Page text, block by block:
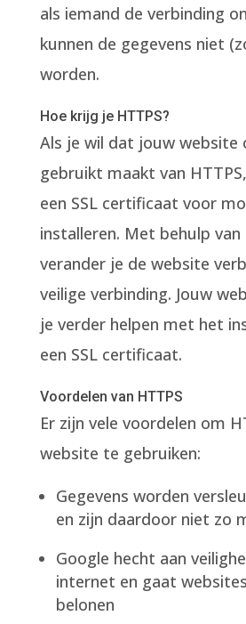
als iemand de verbinding
kunnen de gegevens niet
worden.
Hoe krijg je HTTPS?
Als je wil dat jouw website
gebruikt maakt van
een SSL certificaat voor
installeren. Met behulp van
verander je de website
veilige verbinding. Jouw
je verder helpen met het
een SSL certificaat.
Voordelen van HTTPS
Er zijn vele voordelen om
website te gebruiken:
Gegevens worden
en zijn daardoor niet zo
Google hecht aan
internet en gaat
belonen